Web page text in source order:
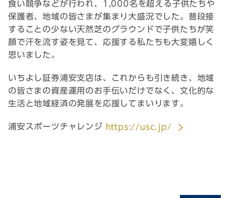
食い競争などが行われ、1,000名を超える子供たちや
保護者、地域の皆さまが集まり大盛況でした。普段接
することの少ない天然芝のグラウンドで子供たちが笑
顔で汗を流す姿を見て、応援する私たちも大変嬉しく
思いました。
いちよし証券浦安支店は、これからも引き続き、地域
の皆さまの資産運用のお手伝いだけでなく、文化的な
生活と地域経済の発展を応援してまいります。
浦安スポーツチャレンジ https://usc.jp/